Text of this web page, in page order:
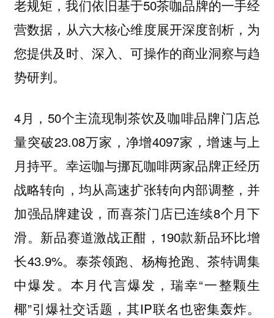
老规矩，我们依旧基于50茶咖品牌的一手经
营数据，从六大核心维度展开深度剖析，为
您提供及时、深入、可操作的商业洞察与趋
势研判。
4月，50个主流现制茶饮及咖啡品牌门店总
量突破23.08万家，净增4097家，增速与上
月持平。幸运咖与挪瓦咖啡两家品牌正经历
战略转向，均从高速扩张转向内部调整，并
加强品牌建设，而喜茶门店已连续8个月下
滑。新品赛道激战正酣，190款新品环比增
长43.9%。泰茶领跑、杨梅抢跑、茶特调集
中爆发。本月代言爆发，瑞幸“一整颗生
椰”引爆社交话题，其IP联名也密集轰炸。